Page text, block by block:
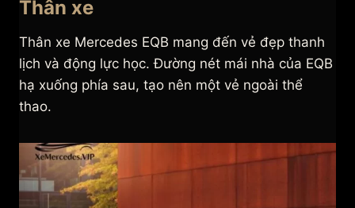
Thân xe
Thân xe Mercedes EQB mang đến vẻ đẹp thanh
lịch và động lực học. Đường nét mái nhà của EQB
hạ xuống phía sau, tạo nên một vẻ ngoài thể
thao.